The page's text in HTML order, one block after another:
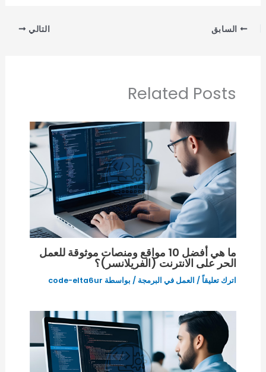
السابق التالي
Related Posts
ما هي أفضل 10 مواقع ومنصات موثوقة للعمل
الحر على الانترنت (الفريلانسر)؟
اترك تعليقاً/ العمل في البرمجة / بواسطة code-elta6ur